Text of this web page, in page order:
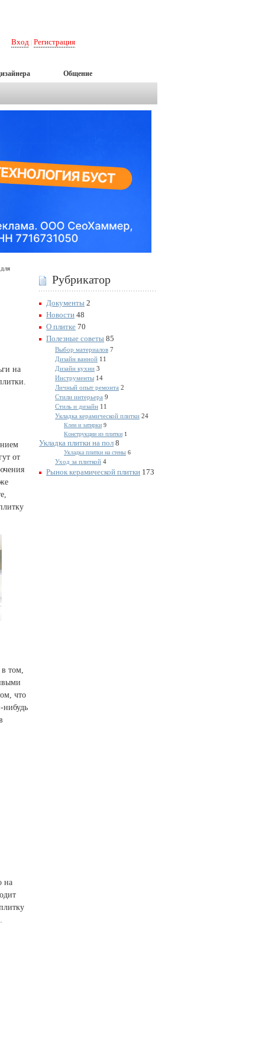
Вход Регистрация
Общение
на
от
том,
что
нибудь
на
Рубрикатор
Документы 2
Новости 48
О плитке 70
Полезные советы 85
Выбор материалов 7
Дизайн ванной 11
Дизайн кухни 3
Инструменты 14
Личный опыт ремонта 2
Стили интерьера 9
Стиль и дизайн 11
Укладка керамической плитки 24
Клеи и затирки 9
Конструкции из плитки 1
Укладка плитки на пол 8
Укладка плитки на стены 6
Уход за плиткой 4
Рынок керамической плитки 173